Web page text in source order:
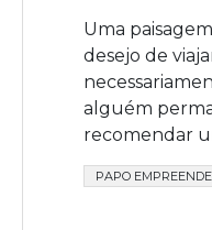
Uma
desejo de
alguém
recomendar
PAPO